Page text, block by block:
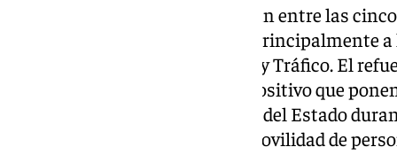
Los nuevos agentes se repartirán entre las
la provincia y se incorporarán principalmente a
Ciudadana, la Compañía Fiscal y Tráfico. El
Operación Verano 2026, el dispositivo que
Fuerzas y Cuerpos de Seguridad del Estado
aumenta de forma notable la movilidad de